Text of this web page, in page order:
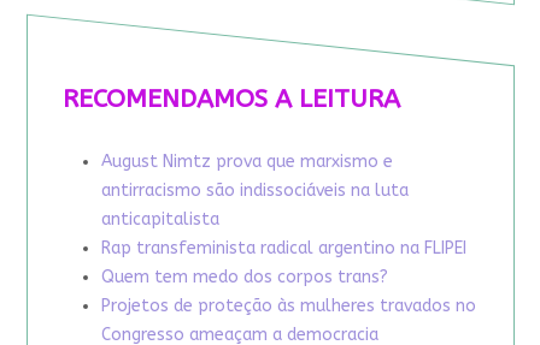
RECOMENDAMOS A LEITURA
August Nimtz prova que marxismo e
antirracismo são indissociáveis na luta
anticapitalista
Rap transfeminista radical argentino na FLIPEI
Quem tem medo dos corpos trans?
Projetos de proteção às mulheres travados no
Congresso ameaçam a democracia